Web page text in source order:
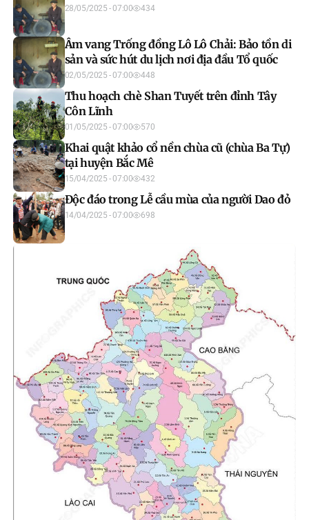
28/05/2025 - 07:00 434
Âm vang Trống đồng Lô Lô Chải: Bảo tồn di
sản và sức hút du lịch nơi địa đầu Tổ quốc
02/05/2025 - 07:00 448
Thu hoạch chè Shan Tuyết trên đỉnh Tây
Côn Lĩnh
01/05/2025 - 07:00 570
Khai quật khảo cổ nền chùa cũ (chùa Ba Tự)
tại huyện Bắc Mê
15/04/2025 - 07:00 432
Độc đáo trong Lễ cầu mùa của người Dao đỏ
14/04/2025 - 07:00 698